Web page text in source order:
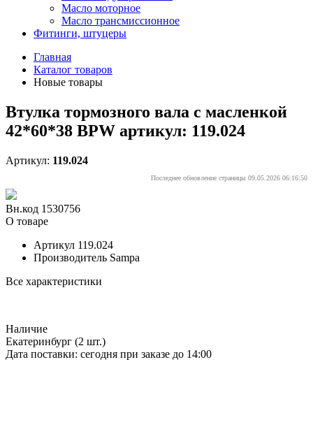
Масло моторное
Масло трансмиссионное
Фитинги, штуцеры
Главная
Каталог товаров
Новые товары
Втулка тормозного вала с масленкой
42*60*38 BPW артикул: 119.024
Артикул: 119.024
Последнее обновление страницы 09.05.2026 06:16:50
Вн.код 1530756
О товаре
Артикул 119.024
Производитель Sampa
Все характеристики
Наличие
Екатеринбург (2 шт.)
Дата поставки: сегодня при заказе до 14:00